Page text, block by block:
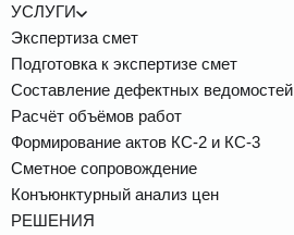
УСЛУГИ
Экспертиза смет
Подготовка к экспертизе смет
Составление дефектных ведомостей
Расчёт объёмов работ
Формирование актов КС-2 и КС-3
Сметное сопровождение
Конъюнктурный анализ цен
РЕШЕНИЯ